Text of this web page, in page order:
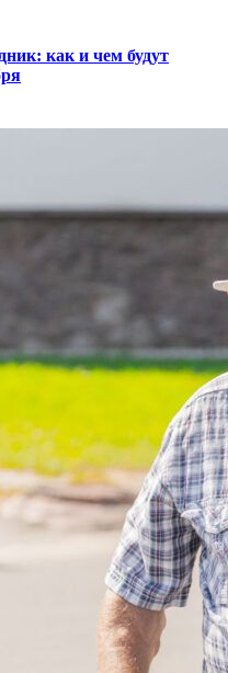
как и чем будут